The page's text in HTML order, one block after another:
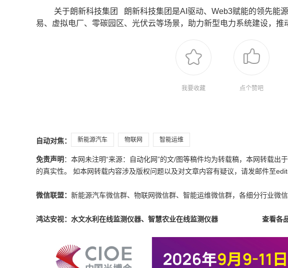
关于朗新科技集团 朗新科技集团是AI驱动、Web3赋能的领先能源
易、虚拟电厂、零碳园区、光伏云等场景，助力新型电力系统建设，推
我要收藏 点个赞吧
自动对焦： 新能源汽车 物联网 智能运维
免责声明 ：本网未注明“来源：自动化网”的文/图等稿件均为转载稿，本网转载
的真实性。 如本网转载内容涉及版权问题以及对文章内容有疑议，请发邮件至
微信联盟： 新能源汽车微信群、物联网微信群、智能运维微信群，各细分行业微信
鸿达安视：水文水利在线监测仪器、智慧农业在线监测仪器 查看各